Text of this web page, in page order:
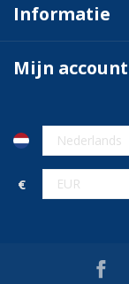
Informatie
Mijn account
€